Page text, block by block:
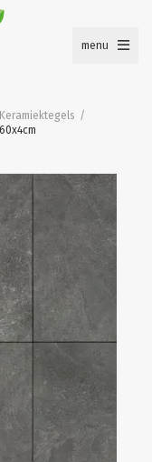
menu
Keramiektegels /